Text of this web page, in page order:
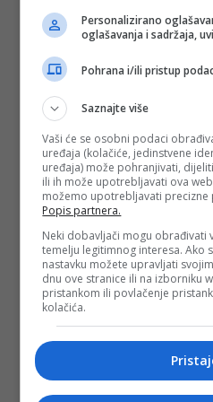
Personalizirano
oglašavanja i sadržaja,
Pohrana i/ili pristup
Saznajte više
Vaši će se osobni podaci
uređaja (kolačiće, jedinstvene
uređaja) može pohranjivati,
ili ih može upotrebljavati ova
možemo upotrebljavati
Popis partnera.
Neki dobavljači mogu obrađivati
temelju legitimnog interesa. Ako
nastavku možete upravljati
dnu ove stranice ili na izborniku
pristankom ili povlačenje
kolačića.